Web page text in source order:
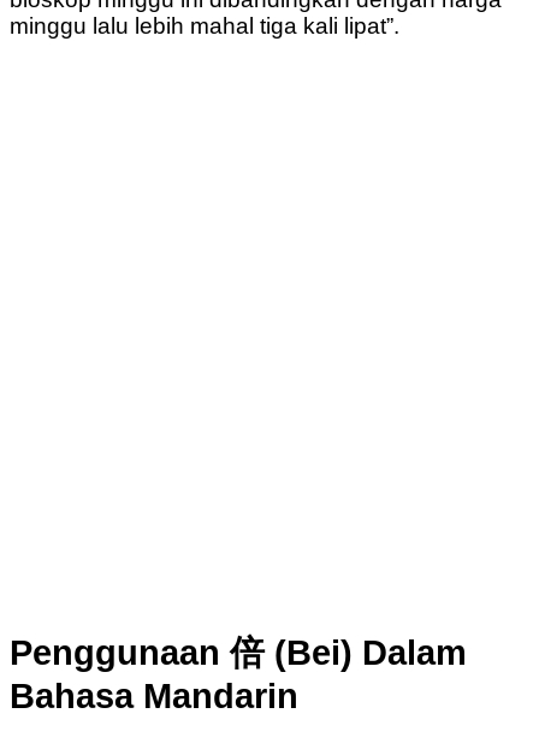
minggu lalu lebih mahal tiga kali lipat”.
Penggunaan 倍 (Bei) Dalam
Bahasa Mandarin